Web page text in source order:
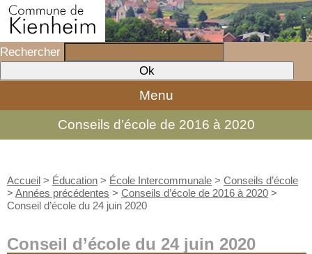
Rechercher
Menu
Conseils d’école de 2016 à 2020
Accueil > Éducation > École Intercommunale > Conseils d’école
> Années précédentes > Conseils d’école de 2016 à 2020 >
Conseil d’école du 24 juin 2020
Conseil d’école du 24 juin 2020